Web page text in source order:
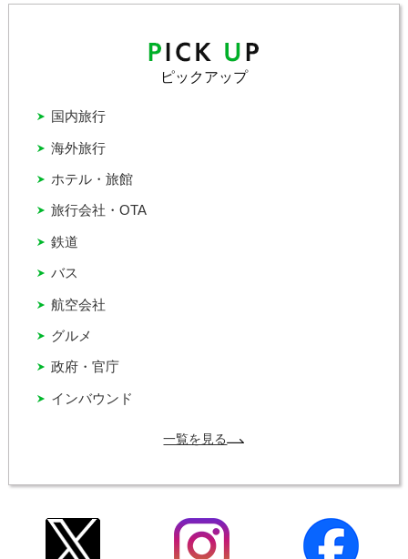
ピックアップ
インバウンド
グルメ
バス
ホテル・旅館
国内旅行
政府・官庁
旅行会社・OTA
海外旅行
航空会社
鉄道
一覧を見る